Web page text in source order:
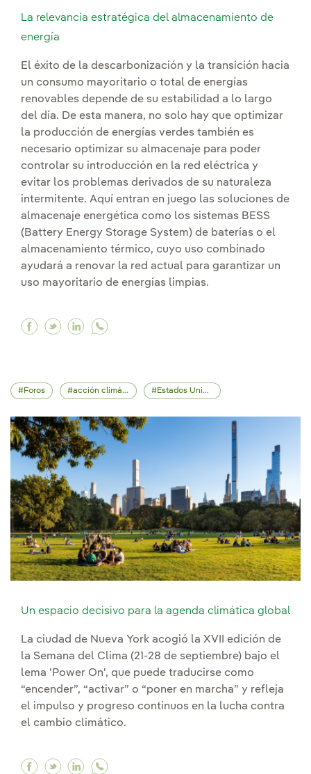
La relevancia estratégica del almacenamiento de
energía
El éxito de la descarbonización y la transición hacia
un consumo mayoritario o total de energías
renovables depende de su estabilidad a lo largo
del día. De esta manera, no solo hay que optimizar
la producción de energías verdes también es
necesario optimizar su almacenaje para poder
controlar su introducción en la red eléctrica y
evitar los problemas derivados de su naturaleza
intermitente. Aquí entran en juego las soluciones de
almacenaje energética como los sistemas BESS
(Battery Energy Storage System) de baterías o el
almacenamiento térmico, cuyo uso combinado
ayudará a renovar la red actual para garantizar un
uso mayoritario de energías limpias.
Facebook La relevancia estratégica del
Twitter La relevancia estratégica del
Linkedin La relevancia estratégica del
Foros acción climática Estados Unidos
Un espacio decisivo para la agenda climática global
La ciudad de Nueva York acogió la XVII edición de
la Semana del Clima (21-28 de septiembre) bajo el
lema 'Power On', que puede traducirse como
“encender”, “activar” o “poner en marcha” y refleja
el impulso y progreso continuos en la lucha contra
el cambio climático.
Facebook Un espacio decisivo para la agenda
Twitter Un espacio decisivo para la
Linkedin Un espacio decisivo para la